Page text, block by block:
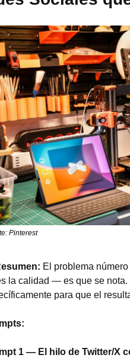
Pinterest
El problema
la calidad — es que se
para que el
1 — El hilo de Twitter/X